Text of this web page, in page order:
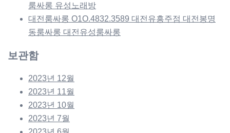
룸싸롱 유성노래방
대전룸싸롱 O1O.4832.3589 대전유흥주점 대전봉명
동룸싸롱 대전유성룸싸롱
보관함
2023년 12월
2023년 11월
2023년 10월
2023년 7월